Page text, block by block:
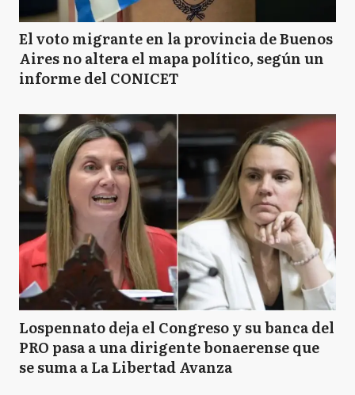
El voto migrante en la provincia de Buenos
Aires no altera el mapa político, según un
informe del CONICET
Lospennato deja el Congreso y su banca del
PRO pasa a una dirigente bonaerense que
se suma a La Libertad Avanza